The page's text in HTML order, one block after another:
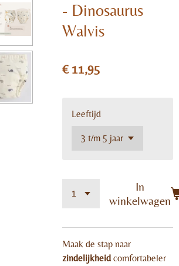
- Dinosaurus
Walvis
€ 11,95
Leeftijd
In
winkelwagen
Maak de stap naar
zindelijkheidcomfortabeler